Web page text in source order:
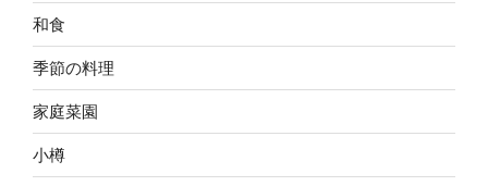
和食
季節の料理
家庭菜園
小樽